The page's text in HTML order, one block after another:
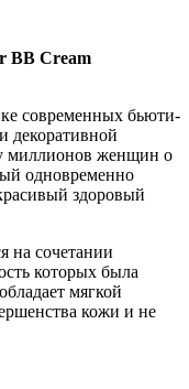
BB Cream
современных бьюти-
декоративной
миллионов женщин о
одновременно
здоровый
на сочетании
которых была
мягкой
кожи и не